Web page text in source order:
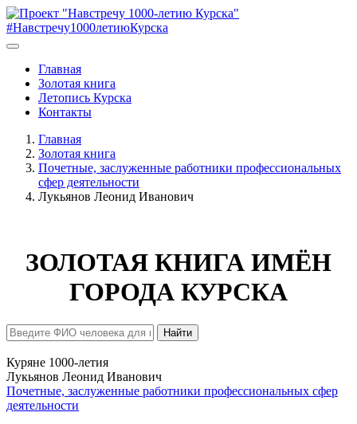
#Навстречу1000летиюКурска
Главная
Золотая книга
Летопись Курска
Контакты
Главная
Золотая книга
Почетные, заслуженные работники профессиональных
сфер деятельности
Лукьянов Леонид Иванович
ЗОЛОТАЯ КНИГА ИМЁН
ГОРОДА КУРСКА
Найти
Куряне 1000-летия
Лукьянов Леонид Иванович
Почетные, заслуженные работники профессиональных сфер
деятельности